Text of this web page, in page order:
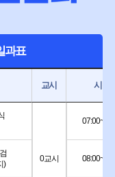
과표
교시 시간
0교시
)